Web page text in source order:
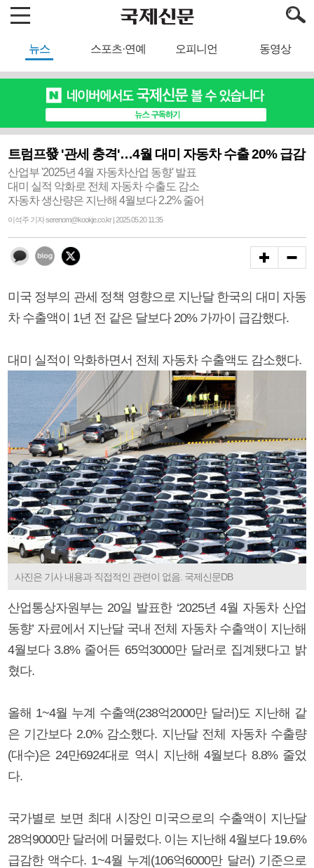
뉴스 스포츠·연예 오피니언 동영상
트럼프發 '관세 충격'…4월 대미 자동차 수출 20% 급감
산업부 '2025년 4월 자동차산업 동향' 발표
대미 실적 악화로 전체 자동차 수출도 감소
자동차 생산량은 지난해 4월보다 2.2% 줄어
이석주 기자 serenom@kookje.co.kr | 2025.05.20 11:35
미국 정부의 관세 정책 영향으로 지난달 한국의 대미 자동
차 수출액이 1년 전 같은 달보다 20% 가까이 급감했다.
대미 실적이 악화하면서 전체 자동차 수출액도 감소했다.
사진은 기사 내용과 직접적인 관련이 없음. 국제신문DB
산업통상자원부는 20일 발표한 ‘2025년 4월 자동차 산업
동향’ 자료에서 지난달 국내 전체 자동차 수출액이 지난해
4월보다 3.8% 줄어든 65억3000만 달러로 집계됐다고 밝
혔다.
올해 1~4월 누계 수출액(238억2000만 달러)도 지난해 같
은 기간보다 2.0% 감소했다. 지난달 전체 자동차 수출량
(대수)은 24만6924대로 역시 지난해 4월보다 8.8% 줄었
다.
국가별로 보면 최대 시장인 미국으로의 수출액이 지난달
28억9000만 달러에 머물렀다. 이는 지난해 4월보다 19.6%
급감한 액수다. 1~4월 누계(106억6000만 달러) 기준으로